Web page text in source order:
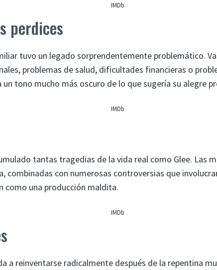
IMDb
perdices
tuvo un legado sorprendentemente problemático.
problemas de salud, dificultades financieras o
tono mucho más oscuro de lo que sugería su alegre
IMDb
tantas tragedias de la vida real como Glee. Las
combinadas con numerosas controversias que
como una producción maldita.
IMDb
a reinventarse radicalmente después de la repentina